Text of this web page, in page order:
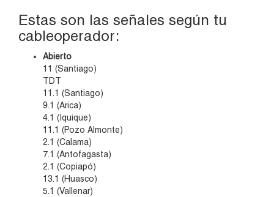
Estas son las señales según tu
cableoperador:
Abierto
11 (Santiago)
TDT
11.1 (Santiago)
9.1 (Arica)
4.1 (Iquique)
11.1 (Pozo Almonte)
2.1 (Calama)
7.1 (Antofagasta)
2.1 (Copiapó)
13.1 (Huasco)
5.1 (Vallenar)